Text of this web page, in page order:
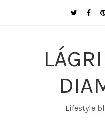
Lifestyle